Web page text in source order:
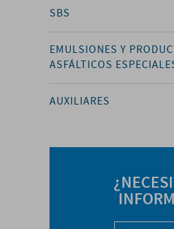
SBS
EMULSIONES Y
ASFÁLTICOS
AUXILIARES